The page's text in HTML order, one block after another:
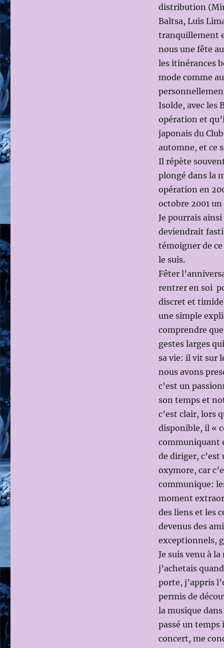
distribution
Baltsa, Luis
tranquillement
nous une fête
les itinérances
mode comme
Isolde, avec les
opération et
japonais du
automne, et ce
Il répète
plongé dans la
opération en
octobre 2001
Je pourrais
deviendrait
témoigner de ce
le suis.
Fêter
rentrer en soi
discret et timide
une simple
comprendre
gestes larges
sa vie: il vit sur
nous avons
c’est un
son temps et
c’est clair, lors
disponible, il «
communiquant
de diriger,
oxymore, car
communique:
moment
des liens et les
devenus des
exceptionnels,
Je suis venu à
j’achetais
porte, j’appris
permis de
la musique dans
passé un
concert, me